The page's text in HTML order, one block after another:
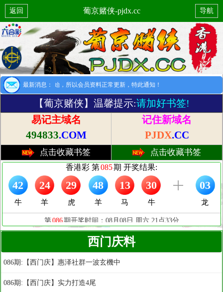
返回 葡京赌侠-pjdx.cc 导航
最新消息：
示：8月1日开始，所以会员资料正常更新，特此通知！
【葡京赌侠】温馨提示:请加好书签!
易记主域名
494833.COM
记住新域名
PJDX.CC
点击收藏书签 点击收藏书签
西门庆料
086期:【西门庆】惠泽社群一波玄機中
086期:【西门庆】实力打造4尾